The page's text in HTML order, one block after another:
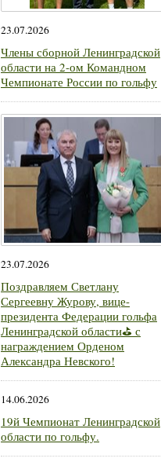
23.07.2026
Члены сборной Ленинградской
области на 2-ом Командном
Чемпионате России по гольфу
23.07.2026
Поздравляем Светлану
Сергеевну Журову, вице-
президента Федерации гольфа
Ленинградской области⛳ с
награждением Орденом
Александра Невского!
14.06.2026
19й Чемпионат Ленинградской
области по гольфу.